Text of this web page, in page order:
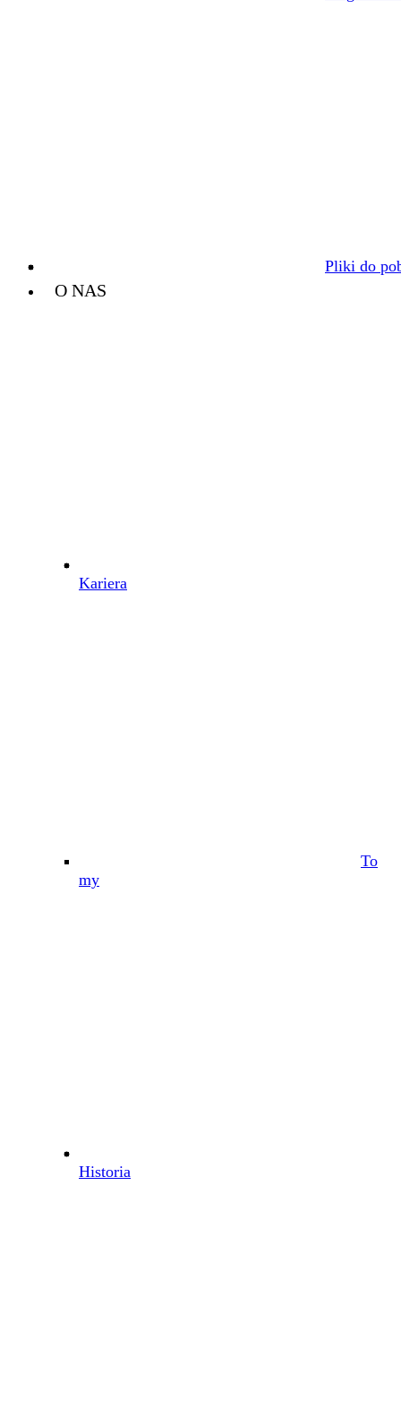
Pliki do
O NAS
Kariera
To
my
Historia